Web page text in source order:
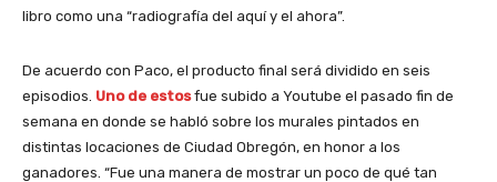
libro como una “radiografía del aquí y el ahora”.
De acuerdo con Paco, el producto final será dividido en seis
episodios. Uno de estosfue subido a Youtube el pasado fin de
semana en donde se habló sobre los murales pintados en
distintas locaciones de Ciudad Obregón, en honor a los
ganadores. “Fue una manera de mostrar un poco de qué tan